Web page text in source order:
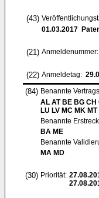
(43)
01.03.2017
(21) Anmeldenummer:
(22) Anmeldetag:
(84) Benannte
AL AT BE BG CH
LU LV MC MK
Benannte
BA ME
Benannte
MA MD
(30) Priorität: